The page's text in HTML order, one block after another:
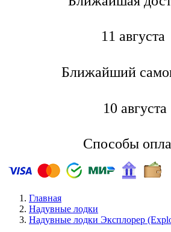
11 августа
Ближайший
10 августа
Способы
Главная
Надувные лодки
Надувные лодки Эксплорер